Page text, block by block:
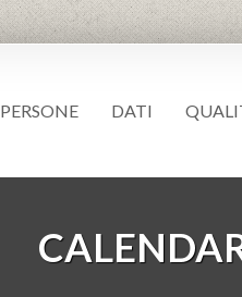
PERSONE DATI